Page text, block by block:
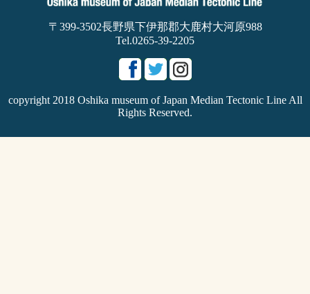
〒399-3502長野県下伊那郡大鹿村大河原988
Tel.0265-39-2205
copyright 2018 Oshika museum of Japan Median Tectonic Line All
Rights Reserved.